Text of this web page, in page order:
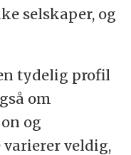
selskaper, og
tydelig profil
om
og
veldig,